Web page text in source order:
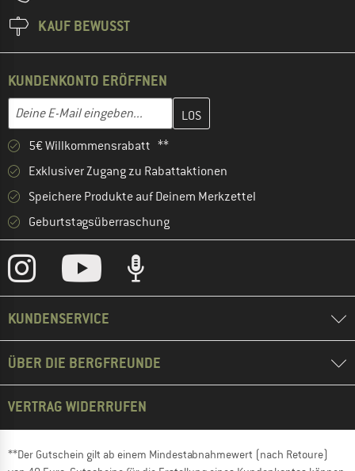
KAUF BEWUSST
KUNDENKONTO ERÖFFNEN
E-Mail-Adresse
Gib hier deine E-Mail-Adresse ein und erstelle im nächsten
5€ Willkommensrabatt **
Exklusiver Zugang zu Rabattaktionen
Speichere Produkte auf Deinem Merkzettel
Geburtstagsüberraschung
KUNDENSERVICE
ÜBER DIE BERGFREUNDE
VERTRAG WIDERRUFEN
**Der Gutschein gilt ab einem Mindestabnahmewert (nach Retoure)